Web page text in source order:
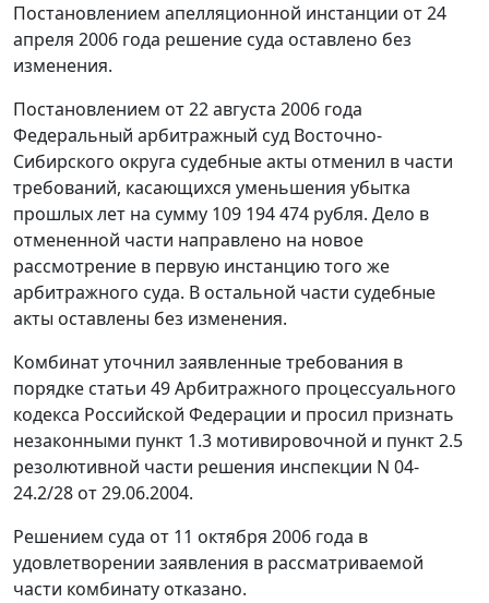
Постановлением апелляционной инстанции от 24
апреля 2006 года решение суда оставлено без
изменения.
Постановлением от 22 августа 2006 года
Федеральный арбитражный суд Восточно-
Сибирского округа судебные акты отменил в части
требований, касающихся уменьшения убытка
прошлых лет на сумму 109 194 474 рубля. Дело в
отмененной части направлено на новое
рассмотрение в первую инстанцию того же
арбитражного суда. В остальной части судебные
акты оставлены без изменения.
Комбинат уточнил заявленные требования в
порядке статьи 49Арбитражного процессуального
кодекса Российской Федерации и просил признать
незаконными пункт 1.3 мотивировочной и пункт 2.5
резолютивной части решения инспекции N 04-
24.2/28 от 29.06.2004.
Решением суда от 11 октября 2006 года в
удовлетворении заявления в рассматриваемой
части комбинату отказано.